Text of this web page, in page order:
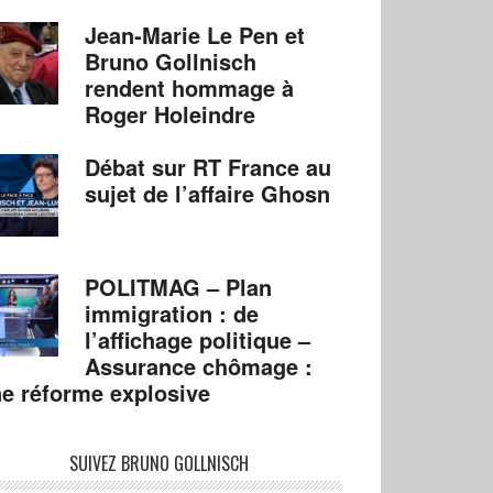
Jean-Marie Le Pen et
Bruno Gollnisch
rendent hommage à
Roger Holeindre
Débat sur RT France au
sujet de l’affaire Ghosn
POLITMAG – Plan
immigration : de
l’affichage politique –
Assurance chômage :
réforme explosive
SUIVEZ BRUNO GOLLNISCH